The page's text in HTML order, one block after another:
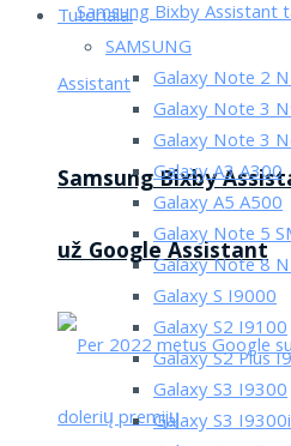
Samsung Bixby
už Google Assistant
Tutorialai
SAMSUNG
Galaxy Note 2
Galaxy Note 3
Galaxy Note 3
Galaxy A3 A300
Galaxy A5 A500
Galaxy Note 5
Galaxy Note 8
Galaxy S I9000
Galaxy S2 I9100
Galaxy S2 Plus
Galaxy S3 I9300
Galaxy S3 I9300i